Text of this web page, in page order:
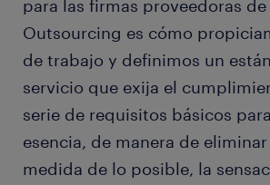
para las firmas proveedoras
Outsourcing es cómo
de trabajo y definimos un
servicio que exija el
serie de requisitos básicos
esencia, de manera de
medida de lo posible, la